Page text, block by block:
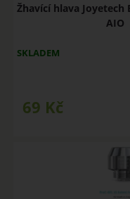
Žhavící hlava Joyetech
AIO
SKLADEM
69 Kč